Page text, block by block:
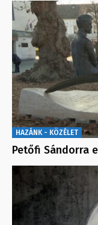
HAZÁNK - KÖZÉLET
Petőfi Sándorra